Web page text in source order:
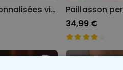
Chaussettes personnalisées visage différents motifs
34,99 €